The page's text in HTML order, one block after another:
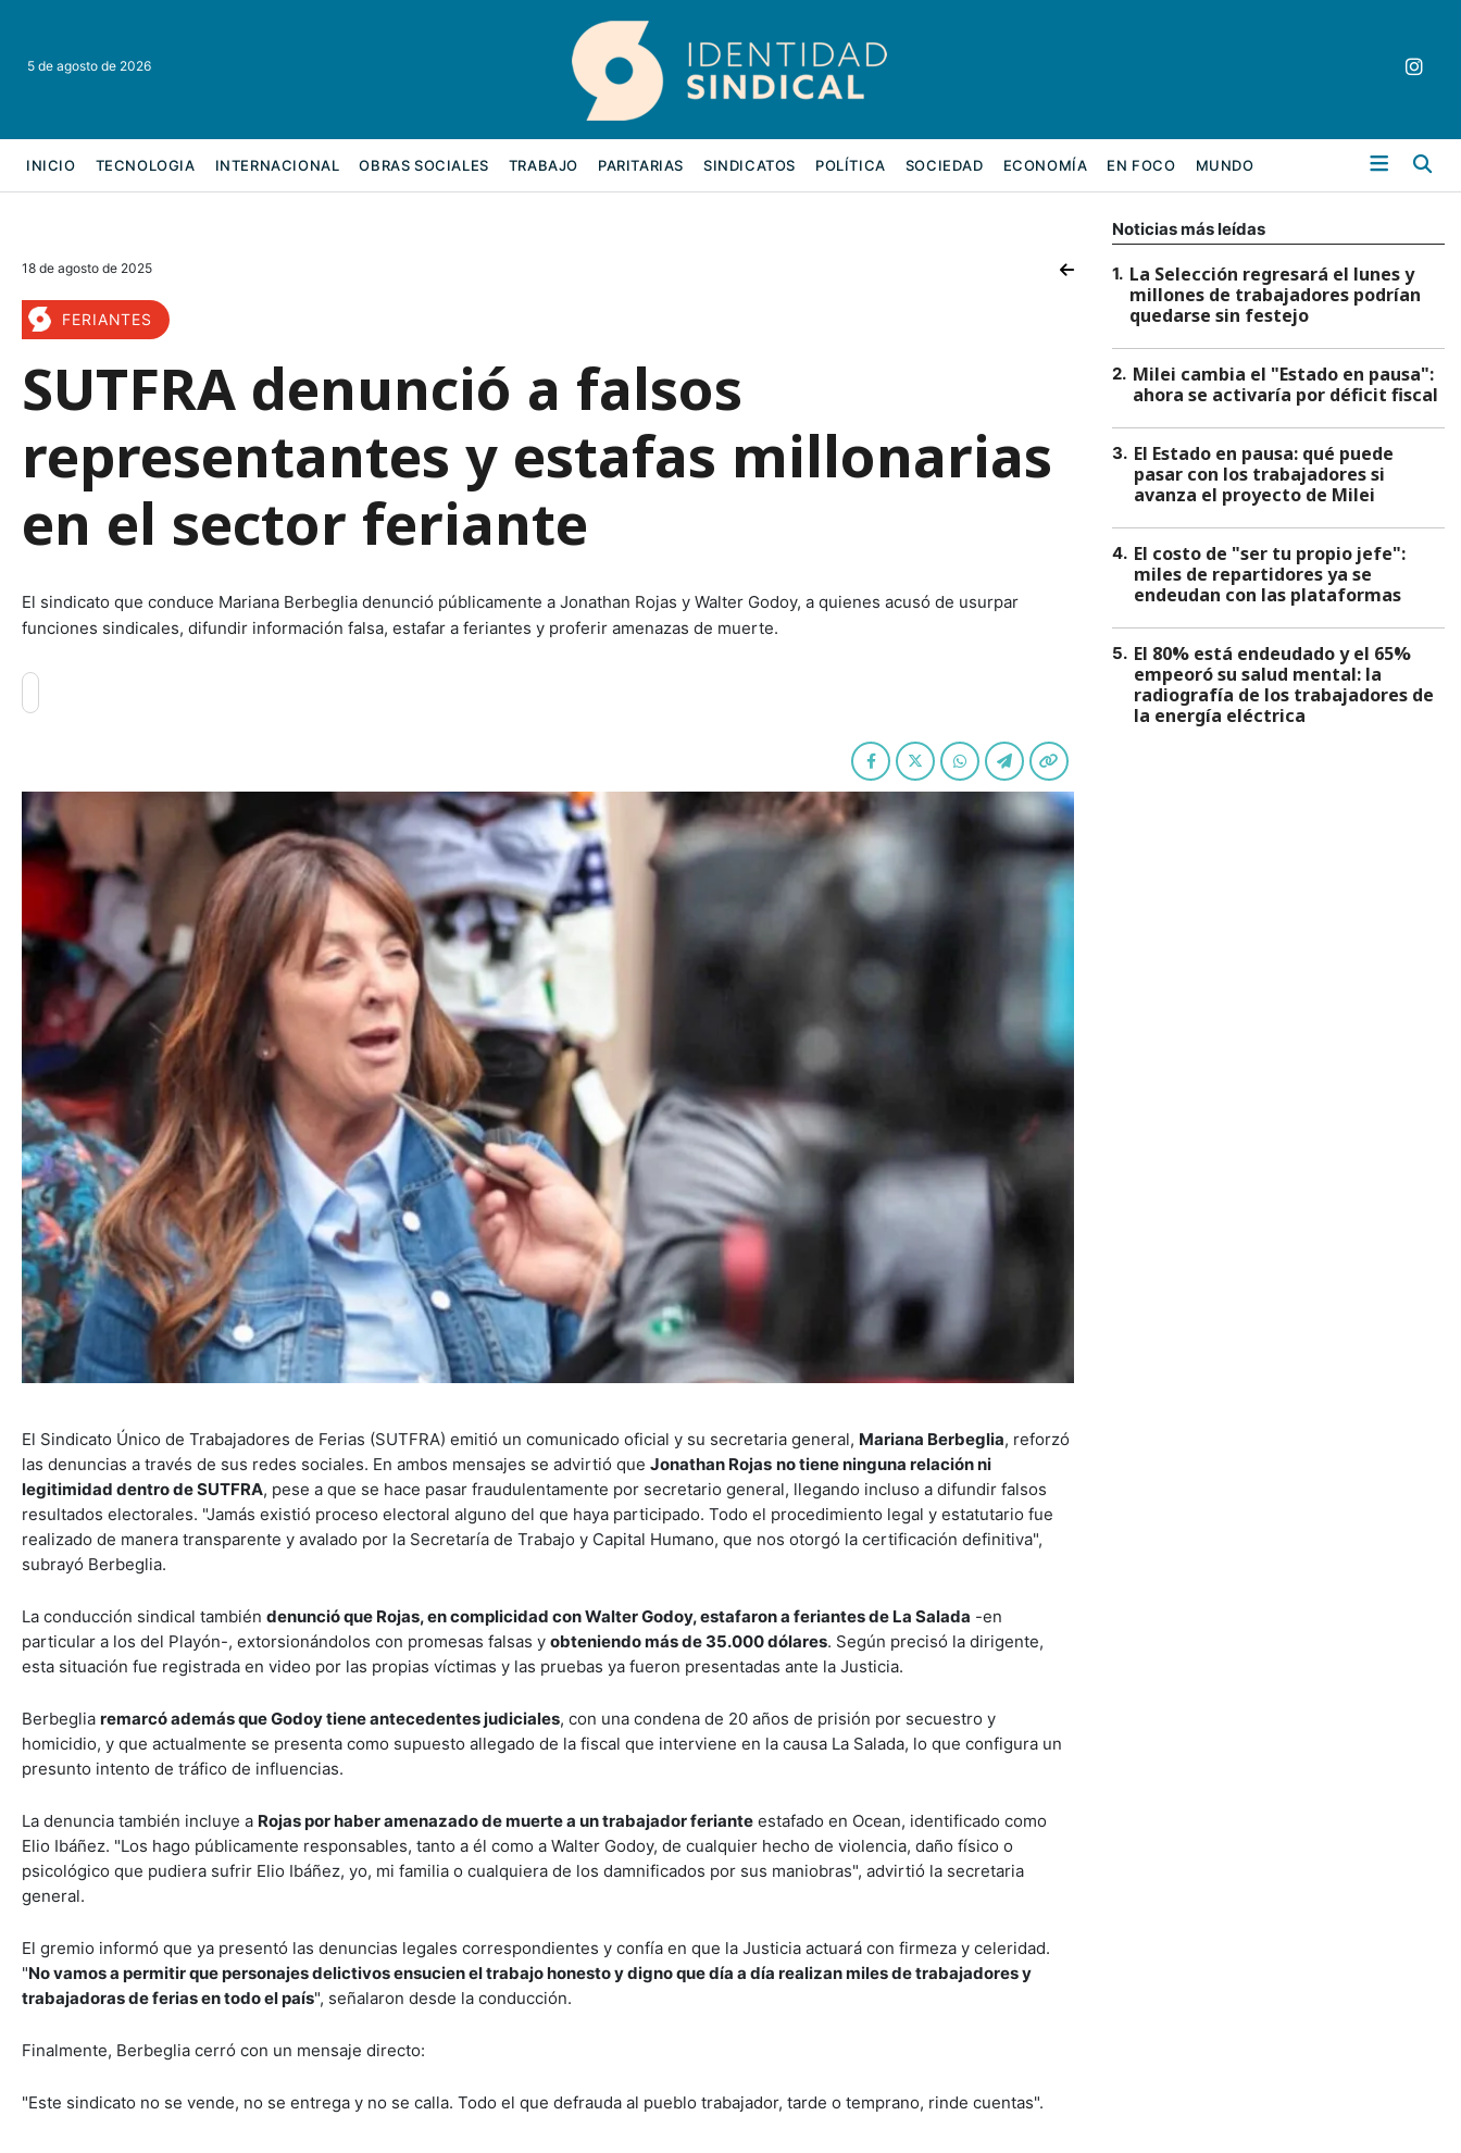
5 de agosto de 2026
INICIO TECNOLOGIA INTERNACIONAL OBRAS SOCIALES TRABAJO PARITARIAS SINDICATOS POLÍTICA SOCIEDAD ECONOMÍA EN FOCO MUNDO
18 de agosto de 2025
FERIANTES
SUTFRA denunció a falsos
representantes y estafas millonarias
en el sector feriante
El sindicato que conduce Mariana Berbeglia denunció públicamente a Jonathan Rojas y Walter Godoy, a quienes acusó de usurpar
funciones sindicales, difundir información falsa, estafar a feriantes y proferir amenazas de muerte.
El Sindicato Único de Trabajadores de Ferias (SUTFRA) emitió un comunicado oficial y su secretaria general, Mariana Berbeglia, reforzó
las denuncias a través de sus redes sociales. En ambos mensajes se advirtió que Jonathan Rojas no tiene ninguna relación ni
legitimidad dentro de SUTFRA, pese a que se hace pasar fraudulentamente por secretario general, llegando incluso a difundir falsos
resultados electorales. "Jamás existió proceso electoral alguno del que haya participado. Todo el procedimiento legal y estatutario fue
realizado de manera transparente y avalado por la Secretaría de Trabajo y Capital Humano, que nos otorgó la certificación definitiva",
subrayó Berbeglia.
La conducción sindical también denunció que Rojas, en complicidad con Walter Godoy, estafaron a feriantes de La Salada -en
particular a los del Playón-, extorsionándolos con promesas falsas y obteniendo más de 35.000 dólares. Según precisó la dirigente,
esta situación fue registrada en video por las propias víctimas y las pruebas ya fueron presentadas ante la Justicia.
Berbeglia remarcó además que Godoy tiene antecedentes judiciales, con una condena de 20 años de prisión por secuestro y
homicidio, y que actualmente se presenta como supuesto allegado de la fiscal que interviene en la causa La Salada, lo que configura un
presunto intento de tráfico de influencias.
La denuncia también incluye a Rojas por haber amenazado de muerte a un trabajador feriante estafado en Ocean, identificado como
Elio Ibáñez. "Los hago públicamente responsables, tanto a él como a Walter Godoy, de cualquier hecho de violencia, daño físico o
psicológico que pudiera sufrir Elio Ibáñez, yo, mi familia o cualquiera de los damnificados por sus maniobras", advirtió la secretaria
general.
El gremio informó que ya presentó las denuncias legales correspondientes y confía en que la Justicia actuará con firmeza y celeridad.
"No vamos a permitir que personajes delictivos ensucien el trabajo honesto y digno que día a día realizan miles de trabajadores y
trabajadoras de ferias en todo el país", señalaron desde la conducción.
Finalmente, Berbeglia cerró con un mensaje directo:
"Este sindicato no se vende, no se entrega y no se calla. Todo el que defrauda al pueblo trabajador, tarde o temprano, rinde cuentas".
Noticias más leídas
1. La Selección regresará el lunes y
millones de trabajadores podrían
quedarse sin festejo
2. Milei cambia el "Estado en pausa":
ahora se activaría por déficit fiscal
3. El Estado en pausa: qué puede
pasar con los trabajadores si
avanza el proyecto de Milei
4. El costo de "ser tu propio jefe":
miles de repartidores ya se
endeudan con las plataformas
5. El 80% está endeudado y el 65%
empeoró su salud mental: la
radiografía de los trabajadores de
la energía eléctrica